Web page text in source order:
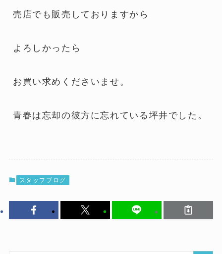
売店でも販売しておりますから
よろしかったら
お買い求めくださいませ。
青春は忘却の彼方に忘れている坪井でした。
スタッフブログ